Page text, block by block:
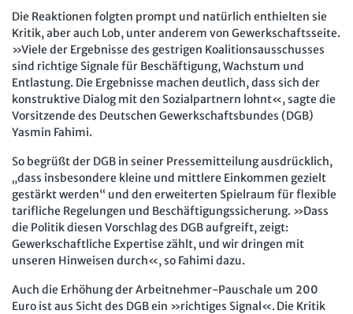
Mitbestimmung
Arbeit und Recht
Soziales Recht
Digitales Arbeits- und Sozialrecht
Soziale Sicherheit
JAV-Praxis online
Presse Interne Meldestelle Verträge kündigen
Datenschutz
AGB Impressum
Kontakt
Erklärung zur Barrierefreiheit
Widerruf
Widerrufsrecht
Verlag
Karriere Buchhandel
Die Reaktionen folgten prompt und natürlich enthielten sie
Kritik, aber auch Lob, unter anderem von Gewerkschaftsseite.
»Viele der Ergebnisse des gestrigen Koalitionsausschusses
sind richtige Signale für Beschäftigung, Wachstum und
Entlastung. Die Ergebnisse machen deutlich, dass sich der
konstruktive Dialog mit den Sozialpartnern lohnt«, sagte die
Vorsitzende des Deutschen Gewerkschaftsbundes (DGB)
Yasmin Fahimi.
So begrüßt der DGB in seiner Pressemitteilung ausdrücklich,
„dass insbesondere kleine und mittlere Einkommen gezielt
gestärkt werden“ und den erweiterten Spielraum für flexible
tarifliche Regelungen und Beschäftigungssicherung. »Dass
die Politik diesen Vorschlag des DGB aufgreift, zeigt:
Gewerkschaftliche Expertise zählt, und wir dringen mit
unseren Hinweisen durch«, so Fahimi dazu.
Auch die Erhöhung der Arbeitnehmer-Pauschale um 200
Euro ist aus Sicht des DGB ein »richtiges Signal«. Die Kritik